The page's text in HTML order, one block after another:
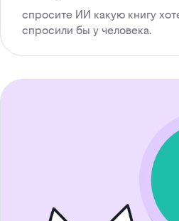
спросите ИИ какую книгу
спросили бы у человека.